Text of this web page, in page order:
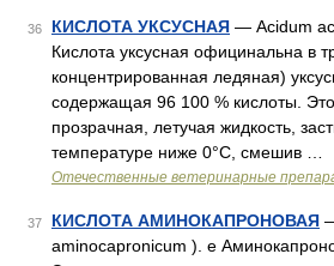
36 КИСЛОТА УКСУСНАЯ — Acidum
Кислота уксусная официнальна в
концентрированная ледяная)
содержащая 96 100 % кислоты. Это
прозрачная, летучая жидкость,
температуре ниже 0°С, смешив …
Отечественные ветеринарные
37 КИСЛОТА АМИНОКАПРОНОВАЯ
aminocapronicum ). e